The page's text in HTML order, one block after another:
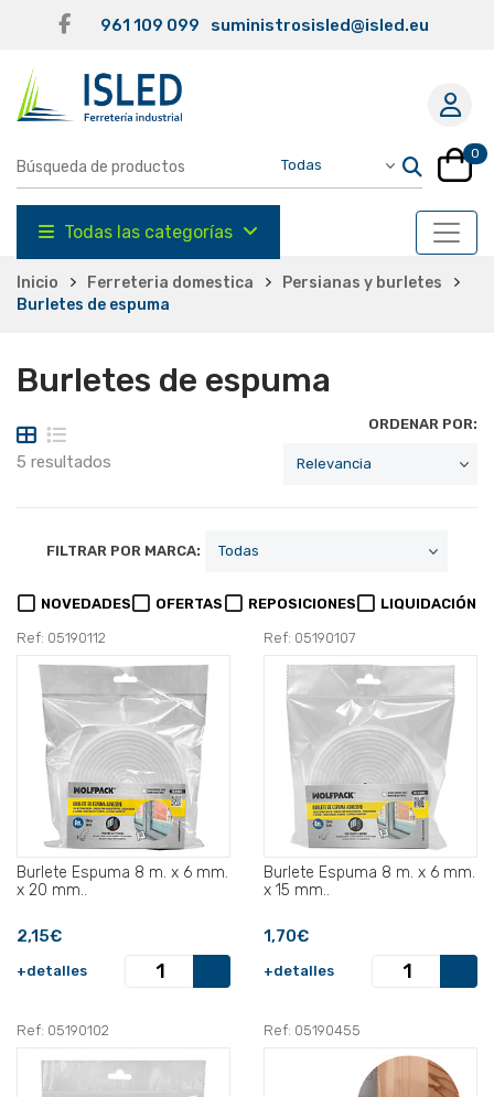
961 109 099 suministrosisled@isled.eu
0
Todas las categorías
Inicio Ferreteria domestica
Persianas y burletes
Burletes de espuma
Burletes de espuma
5 resultados
ORDENAR POR:
FILTRAR POR MARCA:
NOVEDADES OFERTAS REPOSICIONES LIQUIDACIÓN
Ref: 05190112
Burlete Espuma 8 m. x 6 mm.
x 20 mm..
2,15€
+detalles
Ref: 05190107
Burlete Espuma 8 m. x 6 mm.
x 15 mm..
1,70€
+detalles
Ref: 05190102 Ref: 05190455